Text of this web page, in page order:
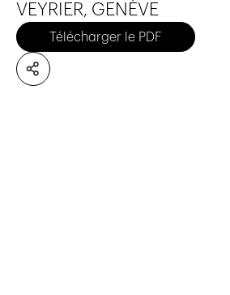
VEYRIER, GENÈVE
Télécharger le PDF